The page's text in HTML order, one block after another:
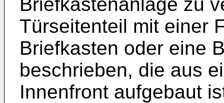
Türseitenteil mit einer
Briefkasten oder eine
beschrieben, die aus
Innenfront aufgebaut